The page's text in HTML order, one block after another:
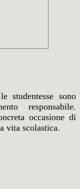
studentesse sono
responsabile.
occasione di
vita scolastica.